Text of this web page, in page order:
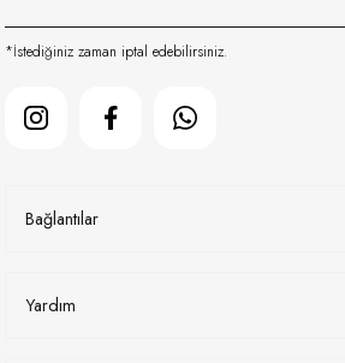
*İstediğiniz zaman iptal edebilirsiniz.
Bağlantılar
Yardım